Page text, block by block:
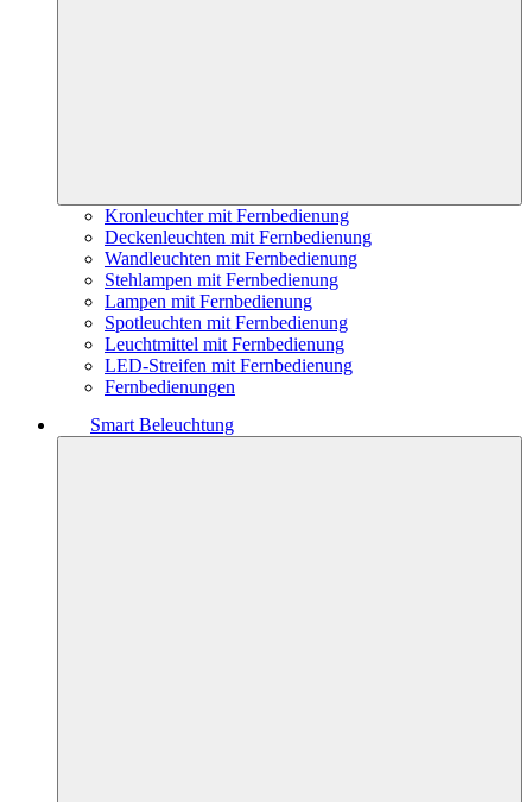
Kronleuchter mit Fernbedienung
Deckenleuchten mit Fernbedienung
Wandleuchten mit Fernbedienung
Stehlampen mit Fernbedienung
Lampen mit Fernbedienung
Spotleuchten mit Fernbedienung
Leuchtmittel mit Fernbedienung
LED-Streifen mit Fernbedienung
Fernbedienungen
Smart Beleuchtung